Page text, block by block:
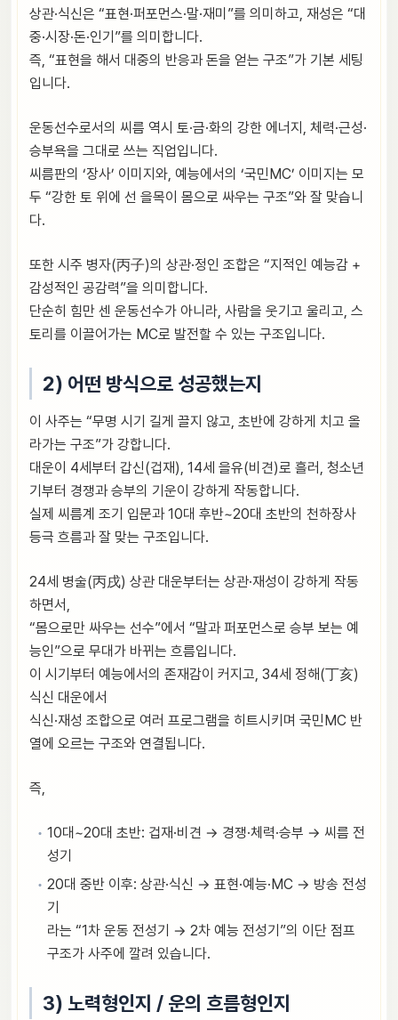
상관·식신은 “표현·퍼포먼스·말·재미”를 의미하고, 재성은 “대
중·시장·돈·인기”를 의미합니다.
즉, “표현을 해서 대중의 반응과 돈을 얻는 구조”가 기본 세팅
입니다.
운동선수로서의 씨름 역시 토·금·화의 강한 에너지, 체력·근성·
승부욕을 그대로 쓰는 직업입니다.
씨름판의 ‘장사’ 이미지와, 예능에서의 ‘국민MC’ 이미지는 모
두 “강한 토 위에 선 을목이 몸으로 싸우는 구조”와 잘 맞습니
다.
또한 시주 병자(丙子)의 상관·정인 조합은 “지적인 예능감 +
감성적인 공감력”을 의미합니다.
단순히 힘만 센 운동선수가 아니라, 사람을 웃기고 울리고, 스
토리를 이끌어가는 MC로 발전할 수 있는 구조입니다.
2) 어떤 방식으로 성공했는지
이 사주는 “무명 시기 길게 끌지 않고, 초반에 강하게 치고 올
라가는 구조”가 강합니다.
대운이 4세부터 갑신(겁재), 14세 을유(비견)로 흘러, 청소년
기부터 경쟁과 승부의 기운이 강하게 작동합니다.
실제 씨름계 조기 입문과 10대 후반~20대 초반의 천하장사
등극 흐름과 잘 맞는 구조입니다.
24세 병술(丙戌) 상관 대운부터는 상관·재성이 강하게 작동
하면서,
“몸으로만 싸우는 선수”에서 “말과 퍼포먼스로 승부 보는 예
능인”으로 무대가 바뀌는 흐름입니다.
이 시기부터 예능에서의 존재감이 커지고, 34세 정해(丁亥)
식신 대운에서
식신·재성 조합으로 여러 프로그램을 히트시키며 국민MC 반
열에 오르는 구조와 연결됩니다.
즉,
10대~20대 초반: 겁재·비견 → 경쟁·체력·승부 → 씨름 전
성기
20대 중반 이후: 상관·식신 → 표현·예능·MC → 방송 전성
기
라는 “1차 운동 전성기 → 2차 예능 전성기”의 이단 점프
구조가 사주에 깔려 있습니다.
3) 노력형인지 / 운의 흐름형인지